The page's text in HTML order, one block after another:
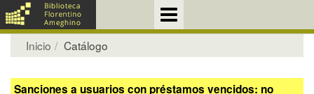
Inicio Catálogo
Sanciones a usuarios con préstamos vencidos: no